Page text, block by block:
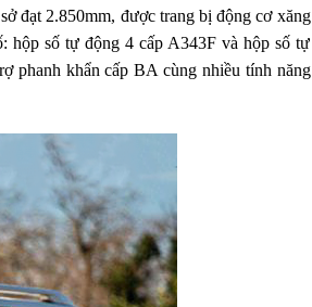
đạt 2.850mm, được trang bị động cơ xăng
hộp số tự động 4 cấp A343F và hộp số tự
phanh khẩn cấp BA cùng nhiều tính năng